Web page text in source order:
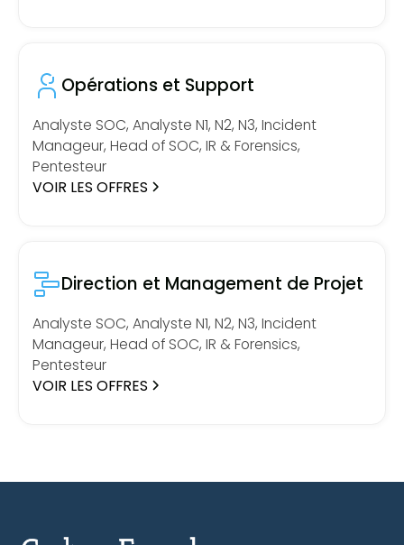
Opérations et Support
Analyste SOC, Analyste N1, N2, N3, Incident
Manageur, Head of SOC, IR & Forensics,
Pentesteur
VOIR LES OFFRES
Direction et Management de Projet
Analyste SOC, Analyste N1, N2, N3, Incident
Manageur, Head of SOC, IR & Forensics,
Pentesteur
VOIR LES OFFRES